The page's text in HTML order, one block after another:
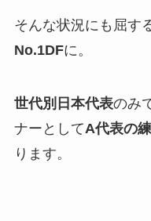
そんな状況にも屈す
No.1DFに。
世代別日本代表のみ
ナーとしてA代表の
ります。